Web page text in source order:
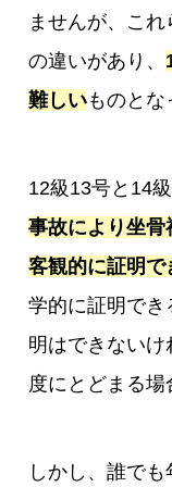
ませんが、こ
の違いがあり、
難しいものとな
12級13号と14
事故により坐骨
客観的に証明で
学的に証明で
明はできない
度にとどまる場
しかし、誰で